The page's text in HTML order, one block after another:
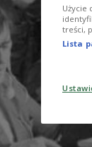
Użycie
treści,
Lista